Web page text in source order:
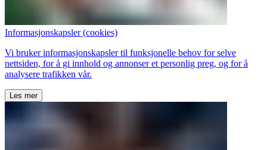
Informasjonskapsler (cookies)
Vi bruker informasjonskapsler til funksjonelle behov for selve
nettsiden, for å gi innhold og annonser et personlig preg, og for å
analysere trafikken vår.
Les mer